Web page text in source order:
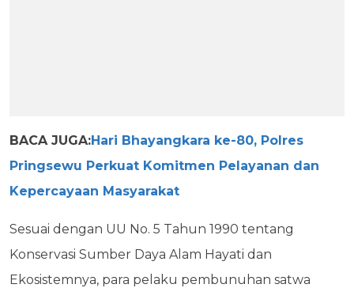
BACA JUGA:Hari Bhayangkara ke-80, Polres
Pringsewu Perkuat Komitmen Pelayanan dan
Kepercayaan Masyarakat
Sesuai dengan UU No. 5 Tahun 1990 tentang
Konservasi Sumber Daya Alam Hayati dan
Ekosistemnya, para pelaku pembunuhan satwa